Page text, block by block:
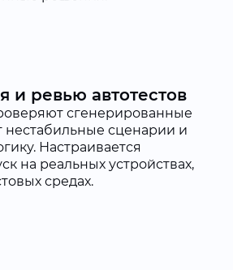
и ревью автотестов
сгенерированные
нестабильные сценарии и
Настраивается
на реальных устройствах,
средах.